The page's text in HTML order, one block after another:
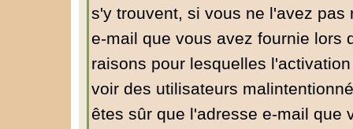
s'y trouvent, si vous ne l'avez
e-mail que vous avez fournie lors
raisons pour lesquelles
voir des utilisateurs
êtes sûr que l'adresse e-mail que